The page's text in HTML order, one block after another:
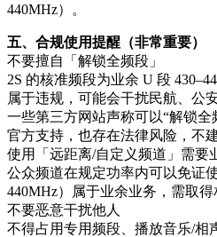
440MHz）。
五、合规使用提醒（非常重要）
不要擅自「解锁全频段」
2S 的核准频段为业余 U 段
属于违规，可能会干扰民航、公
一些第三方网站声称可以“解锁全
官方支持，也存在法律风险，不
使用「远距离/自定义频道」需要
公众频道在规定功率内可以免证
440MHz）属于业余业务，需取得
不要恶意干扰他人
不得占用专用频段、播放音乐/相